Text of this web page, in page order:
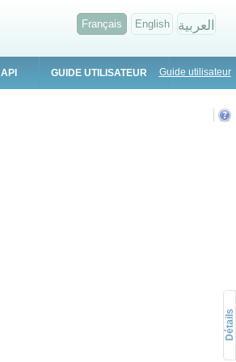
Français English العربية
API GUIDE UTILISATEUR Guide utilisateur
Détails